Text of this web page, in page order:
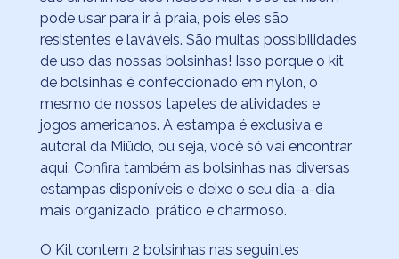
pode usar para ir à praia, pois eles são
resistentes e laváveis. São muitas possibilidades
de uso das nossas bolsinhas! Isso porque o kit
de bolsinhas é confeccionado em nylon, o
mesmo de nossos tapetes de atividades e
jogos americanos. A estampa é exclusiva e
autoral da Miüdo, ou seja, você só vai encontrar
aqui. Confira também as bolsinhas nas diversas
estampas disponíveis e deixe o seu dia-a-dia
mais organizado, prático e charmoso.
O Kit contem 2 bolsinhas nas seguintes